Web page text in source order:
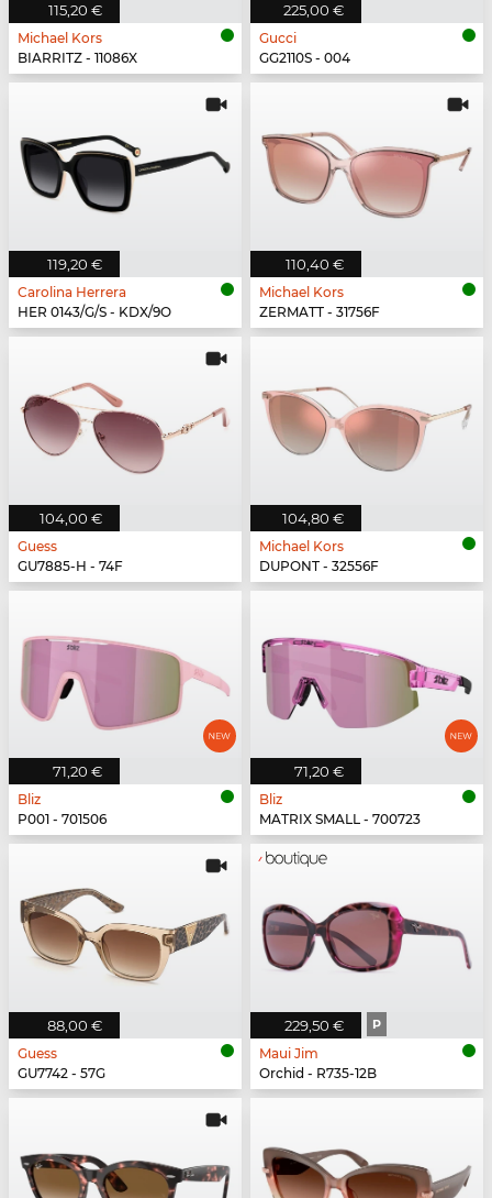
115,20 €
Michael Kors
BIARRITZ - 11086X
225,00 €
Gucci
GG2110S - 004
119,20 €
Carolina Herrera
HER 0143/G/S - KDX/9O
110,40 €
Michael Kors
ZERMATT - 31756F
104,00 €
Guess
GU7885-H - 74F
104,80 €
Michael Kors
DUPONT - 32556F
71,20 €
Bliz
P001 - 701506
71,20 €
Bliz
MATRIX SMALL - 700723
88,00 €
Guess
GU7742 - 57G
229,50 € P
Maui Jim
Orchid - R735-12B